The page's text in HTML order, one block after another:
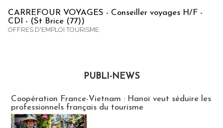
CARREFOUR VOYAGES - Conseiller voyages H/F -
CDI - (St Brice (77))
OFFRES D'EMPLOI TOURISME
PUBLI-NEWS
Coopération France-Vietnam : Hanoï veut séduire les
professionnels français du tourisme